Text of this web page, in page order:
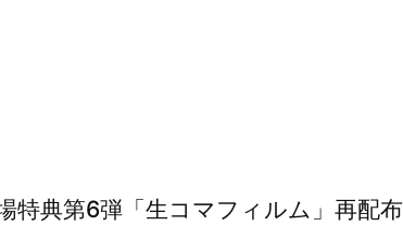
特典第6弾「生コマフィルム」再配布